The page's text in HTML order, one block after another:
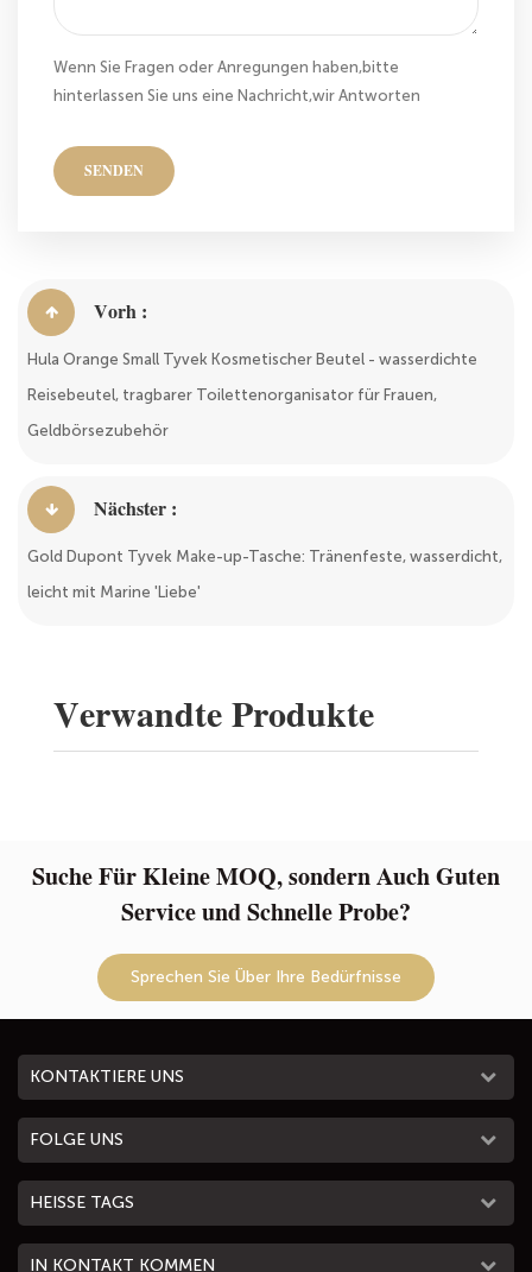
Wenn Sie Fragen oder Anregungen haben,bitte
hinterlassen Sie uns eine Nachricht,wir Antworten
SENDEN
Vorh :
Hula Orange Small Tyvek Kosmetischer Beutel - wasserdichte
Reisebeutel, tragbarer Toilettenorganisator für Frauen,
Geldbörsezubehör
Nächster :
Gold Dupont Tyvek Make-up-Tasche: Tränenfeste, wasserdicht,
leicht mit Marine 'Liebe'
Verwandte Produkte
Suche Für Kleine MOQ, sondern Auch Guten
Service und Schnelle Probe?
Sprechen Sie Über Ihre Bedürfnisse
KONTAKTIERE UNS
FOLGE UNS
HEISSE TAGS
IN KONTAKT KOMMEN